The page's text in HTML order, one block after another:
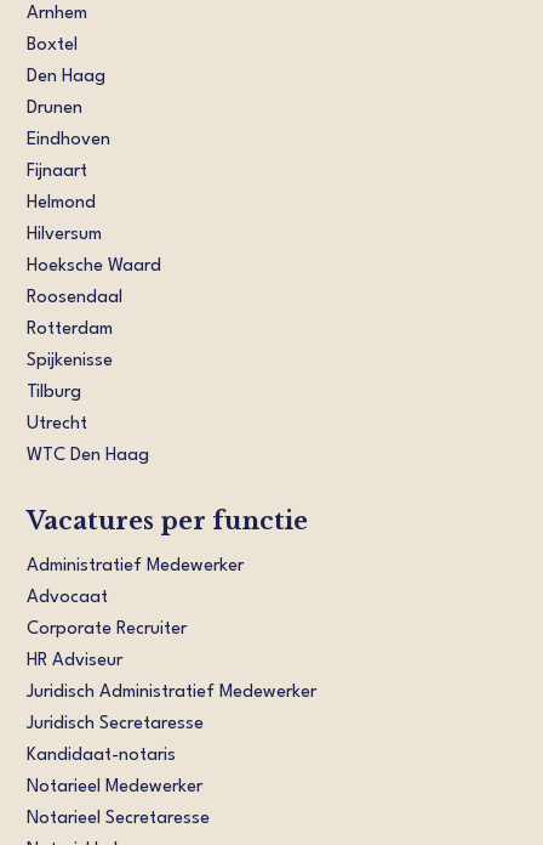
Arnhem
Boxtel
Den Haag
Drunen
Eindhoven
Fijnaart
Helmond
Hilversum
Hoeksche Waard
Roosendaal
Rotterdam
Spijkenisse
Tilburg
Utrecht
WTC Den Haag
Vacatures per functie
Administratief Medewerker
Advocaat
Corporate Recruiter
HR Adviseur
Juridisch Administratief Medewerker
Juridisch Secretaresse
Kandidaat-notaris
Notarieel Medewerker
Notarieel Secretaresse